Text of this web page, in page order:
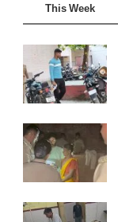
This Week